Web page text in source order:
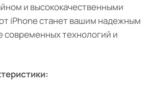
и высококачественными
iPhone станет вашим надежным
современных технологий и